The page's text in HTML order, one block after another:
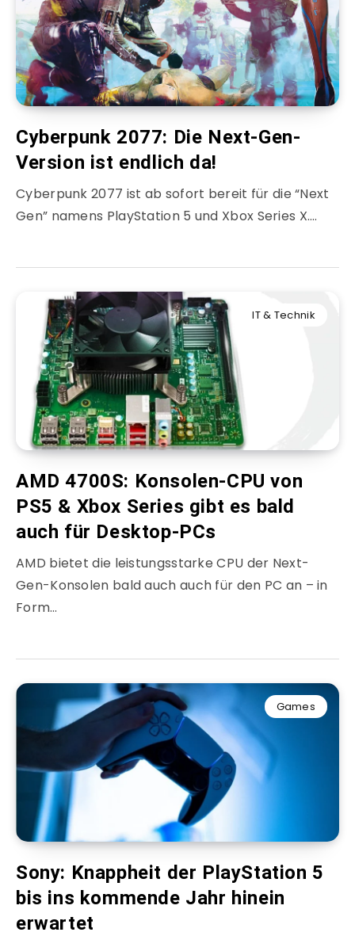
Cyberpunk 2077: Die Next-Gen-
Version ist endlich da!
Cyberpunk 2077 ist ab sofort bereit für die “Next
Gen” namens PlayStation 5 und Xbox Series X….
IT & Technik
AMD 4700S: Konsolen-CPU von
PS5 & Xbox Series gibt es bald
auch für Desktop-PCs
AMD bietet die leistungsstarke CPU der Next-
Gen-Konsolen bald auch auch für den PC an – in
Form…
Games
Sony: Knappheit der PlayStation 5
bis ins kommende Jahr hinein
erwartet